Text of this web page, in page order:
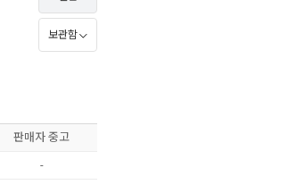
보관함
판매자 중고
-